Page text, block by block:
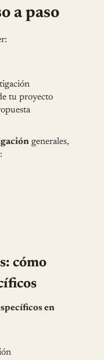
a paso
tu proyecto
generales,
cómo
en